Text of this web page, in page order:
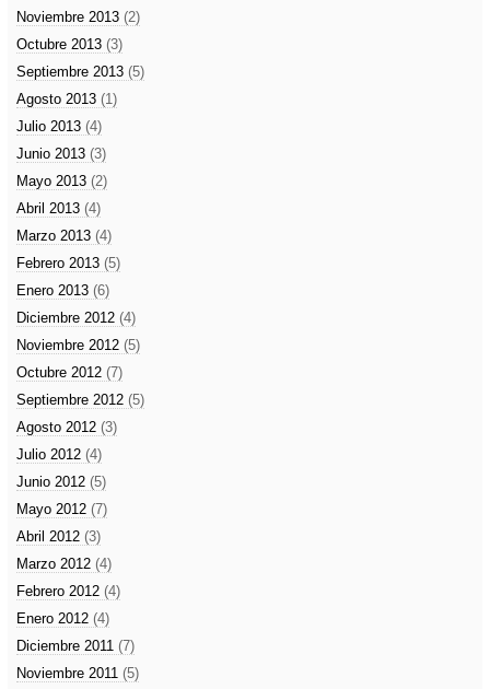
Noviembre 2013 (2)
Octubre 2013 (3)
Septiembre 2013 (5)
Agosto 2013 (1)
Julio 2013 (4)
Junio 2013 (3)
Mayo 2013 (2)
Abril 2013 (4)
Marzo 2013 (4)
Febrero 2013 (5)
Enero 2013 (6)
Diciembre 2012 (4)
Noviembre 2012 (5)
Octubre 2012 (7)
Septiembre 2012 (5)
Agosto 2012 (3)
Julio 2012 (4)
Junio 2012 (5)
Mayo 2012 (7)
Abril 2012 (3)
Marzo 2012 (4)
Febrero 2012 (4)
Enero 2012 (4)
Diciembre 2011 (7)
Noviembre 2011 (5)